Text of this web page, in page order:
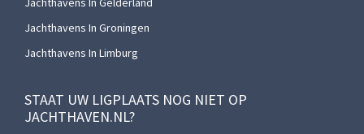
Jachthavens In Groningen
Jachthavens In Limburg
STAAT UW LIGPLAATS NOG NIET OP
JACHTHAVEN.NL?